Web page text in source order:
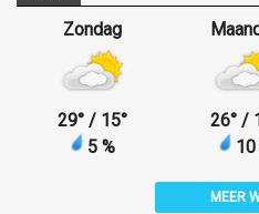
Zondag
29° / 15°
5 %
26° /
10
MEER